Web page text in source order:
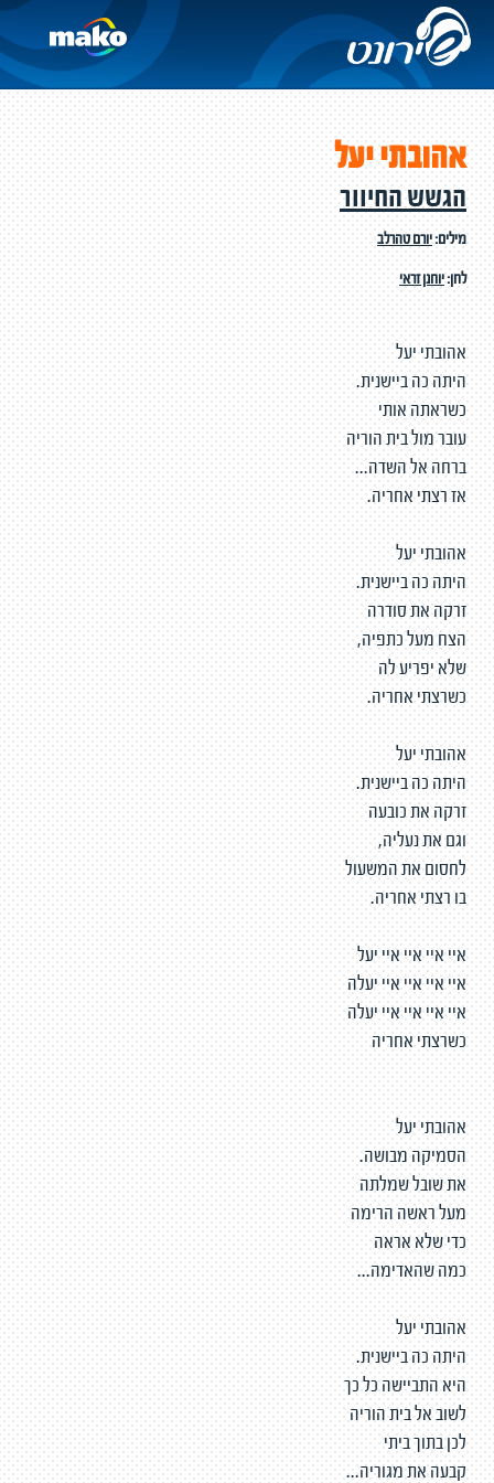
אהובתי יעל
הגשש החיוור
מילים:יורם טהרלב
לחן:יוחנן זראי
אהובתי יעל
היתה כה ביישנית.
כשראתה אותי
עובר מול בית הוריה
ברחה אל השדה...
אז רצתי אחריה.
אהובתי יעל
היתה כה ביישנית.
זרקה את סודרה
הצח מעל כתפיה,
שלא יפריע לה
כשרצתי אחריה.
אהובתי יעל
היתה כה ביישנית.
זרקה את כובעה
וגם את נעליה,
לחסום את המשעול
בו רצתי אחריה.
איי איי איי איי יעל
איי איי איי איי יעלה
איי איי איי איי יעלה
כשרצתי אחריה
אהובתי יעל
הסמיקה מבושה.
את שובל שמלתה
מעל ראשה הרימה
כדי שלא אראה
כמה שהאדימה...
אהובתי יעל
היתה כה ביישנית.
היא התביישה כל כך
לשוב אל בית הוריה
לכן בתוך ביתי
קבעה את מגוריה...